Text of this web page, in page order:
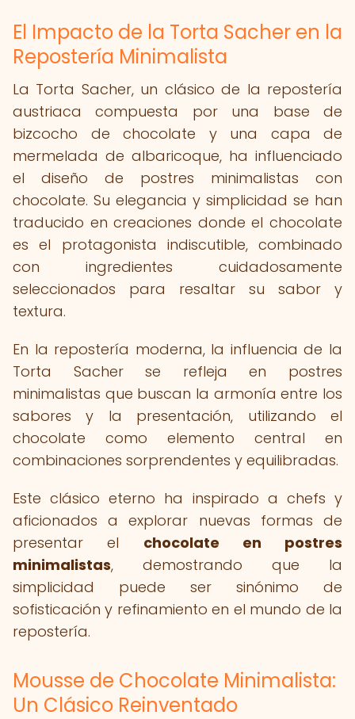
El Impacto de la Torta Sacher en la
Repostería Minimalista
La Torta Sacher, un clásico de la repostería
austriaca compuesta por una base de
bizcocho de chocolate y una capa de
mermelada de albaricoque, ha influenciado
el diseño de postres minimalistas con
chocolate. Su elegancia y simplicidad se han
traducido en creaciones donde el chocolate
es el protagonista indiscutible, combinado
con ingredientes cuidadosamente
seleccionados para resaltar su sabor y
textura.
En la repostería moderna, la influencia de la
Torta Sacher se refleja en postres
minimalistas que buscan la armonía entre los
sabores y la presentación, utilizando el
chocolate como elemento central en
combinaciones sorprendentes y equilibradas.
Este clásico eterno ha inspirado a chefs y
aficionados a explorar nuevas formas de
presentar el chocolate en postres
minimalistas, demostrando que la
simplicidad puede ser sinónimo de
sofisticación y refinamiento en el mundo de la
repostería.
Mousse de Chocolate Minimalista:
Un Clásico Reinventado